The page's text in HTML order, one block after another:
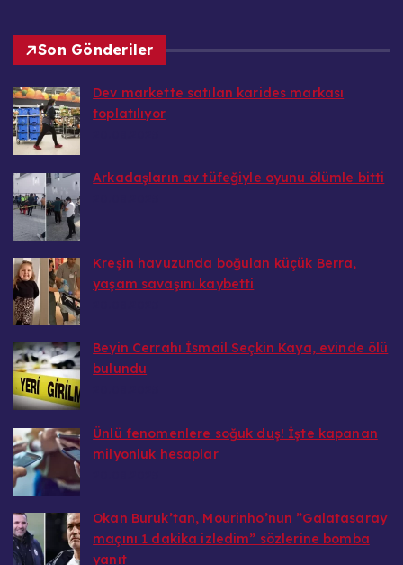
Son Gönderiler
Dev markette satılan karides markası
toplatılıyor
Arkadaşların av tüfeğiyle oyunu ölümle bitti
Kreşin havuzunda boğulan küçük Berra,
yaşam savaşını kaybetti
Beyin Cerrahı İsmail Seçkin Kaya, evinde ölü
bulundu
Ünlü fenomenlere soğuk duş! İşte kapanan
milyonluk hesaplar
Okan Buruk’tan, Mourinho’nun ”Galatasaray
maçını 1 dakika izledim” sözlerine bomba
yanıt